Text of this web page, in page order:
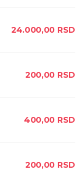
24.000,00 RSD
200,00 RSD
400,00 RSD
200,00 RSD